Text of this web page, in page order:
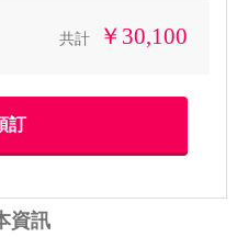
共計 ￥30,100
資訊